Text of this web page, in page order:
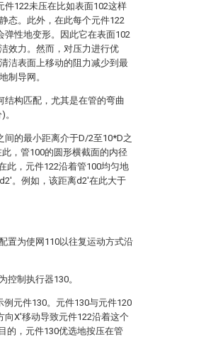
件122未压在比如表面102这样
态。此外，在此每个元件122
弹性地变形。因此它在表面102
效力。然而，对压力进行优
洁表面上移动的阻力减少到最
制导网。
结构匹配，尤其是在管的弯曲
间的最小距离介于D/2至10*D之
，管100的圆形横截面的内径
此，元件122沿着管100均匀地
。例如，该距离d2'在此大于
置为使网110以往复运动方式沿
控制执行器130。
例元件130。元件130与元件120
向X'移动导致元件122沿着这个
的，元件130优选地按压在管